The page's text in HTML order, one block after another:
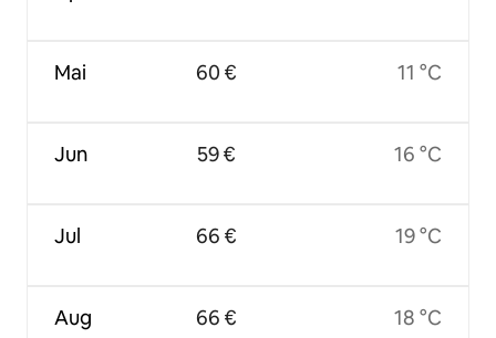
Mai
Jun
Jul
Aug
60 €
59 €
66 €
66 €
11 °C
16 °C
19 °C
18 °C